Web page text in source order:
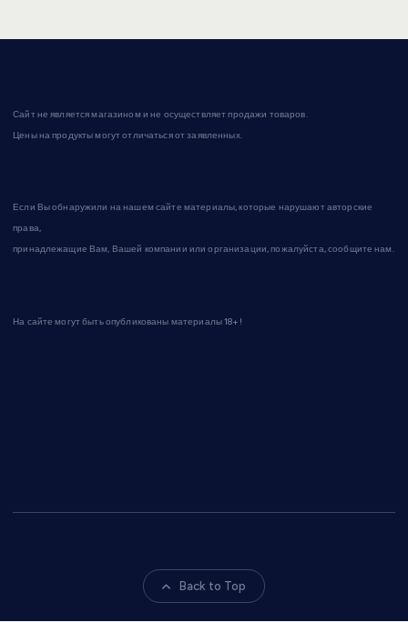
Сайт не является магазином и не осуществляет продажи товаров.
Цены на продукты могут отличаться от заявленных.
Если Вы обнаружили на нашем сайте материалы, которые нарушают авторские
права,
принадлежащие Вам, Вашей компании или организации, пожалуйста, сообщите нам.
На сайте могут быть опубликованы материалы 18+!
Back to Top